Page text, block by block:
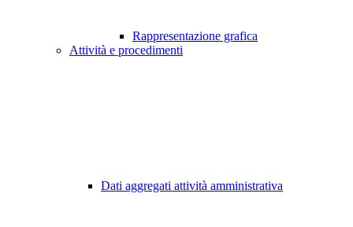
Rappresentazione grafica
Attività e procedimenti
Dati aggregati attività amministrativa